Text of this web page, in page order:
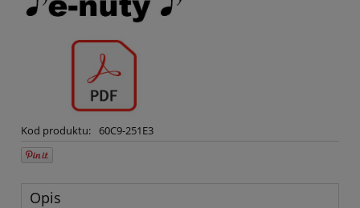
Kod produktu: 60C9-251E3
Opis